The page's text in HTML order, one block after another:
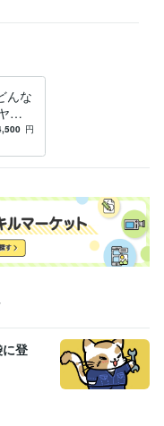
ャシ・二輪）
の整備
んな
マ
ドバ
円
登